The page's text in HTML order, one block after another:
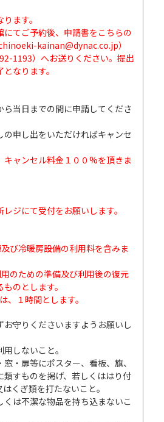
ます。
にてご予約後、申請書をこちらの
kainan@dynac.co.jp）
1193）へお送りください。提出
なります。
ら当日までの間に申請してくださ
の申し出をいただければキャンセ
キャンセル料金１００%を頂きま
ジにて受付をお願いします。
び冷暖房設備の利用料を含みま
のための準備及び利用後の復元
のとします。
、１時間とします。
お守りくださいますようお願いし
しないこと。
・扉等にポスター、看板、旗、
類すものを掲げ、若しくははり付
くぎ類を打たないこと。
は不潔な物品を持ち込まないこ